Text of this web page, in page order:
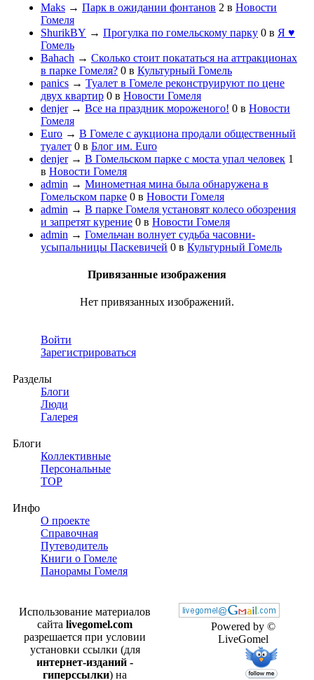
Maks → Парк в ожидании фонтанов 2 в Новости
Гомеля
ShurikBY → Прогулка по гомельскому парку 0 в Я ♥
Гомель
Bahach → Сколько стоит покататься на аттракционах
в парке Гомеля? 0 в Культурный Гомель
panics → Туалет в Гомеле реконструируют по цене
двух квартир 0 в Новости Гомеля
denjer→ Все на праздник мороженого! 0 в Новости
Гомеля
Euro → В Гомеле с аукциона продали общественный
туалет 0 в Блог им. Euro
denjer→ В Гомельском парке с моста упал человек 1
в Новости Гомеля
admin → Минометная мина была обнаружена в
Гомельском парке 0 в Новости Гомеля
admin → В парке Гомеля установят колесо обозрения
и запретят курение 0 в Новости Гомеля
admin → Гомельчан волнует судьба часовни-
усыпальницы Паскевичей 0 в Культурный Гомель
Привязанные изображения
Нет привязанных изображений.
Войти
Зарегистрироваться
Разделы
Блоги
Люди
Галерея
Блоги
Коллективные
Персональные
TOP
Инфо
О проекте
Справочная
Путеводитель
Книги о Гомеле
Панорамы Гомеля
Powered by ©
LiveGomel
Использование материалов
сайта livegomel.com
разрешается при условии
установки ссылки (для
интернет-изданий -
гиперссылки) на